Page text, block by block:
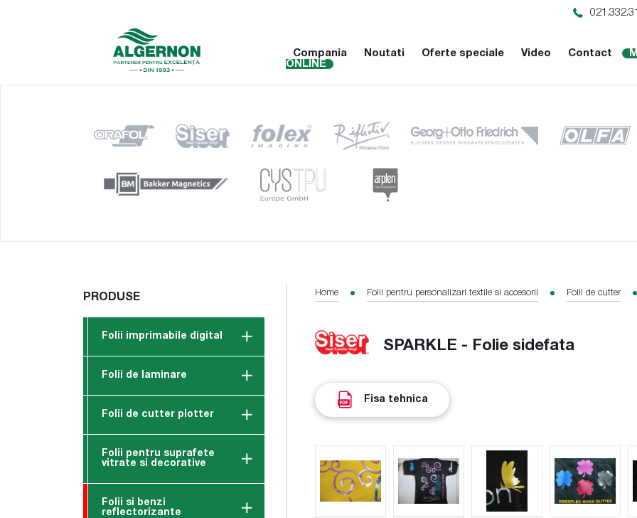
Compania Noutati Oferte speciale Video Contact
ONLINE
PRODUSE
Folii imprimabile digital
Folii de laminare
Folii de cutter plotter
Folii pentru suprafete
vitrate si decorative
Folii si benzi
reflectorizante
Home Folii pentru personalizari textile si accesorii Folii de cutter
SPARKLE - Folie sidefata
Fisa tehnica